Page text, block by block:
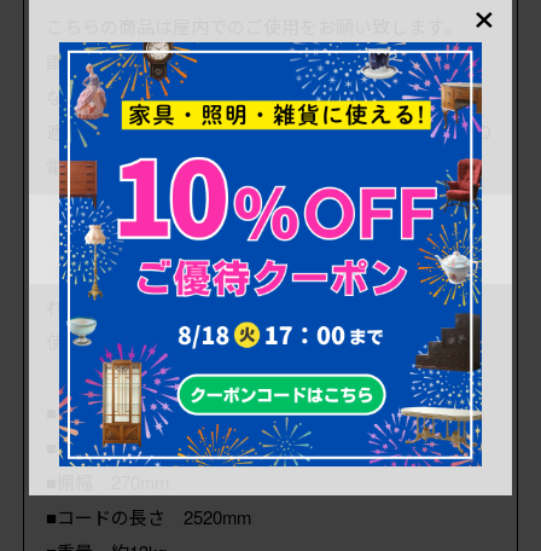
画像にありますように点灯は確認しております。問題
なくご使用いただけます。
適合電球はE26の60Wです。電球口径さえ合えば、LED
電球への交換もお客様ご自身で簡単にできます。
取付け部はコンセントです。取付け部の画像もござい
ますので、ご確認の上お買い求めください。
使用感も少なく、中古品としてはとても状態の良いき
れいなお品です。
使用上問題のあるダメージはありません。
■棚の高さ 上から150・225mm
■棚底の奥行 各270mm
■コードの長さ 2520mm